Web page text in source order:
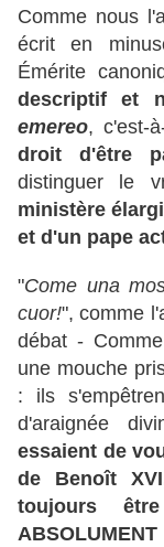
Comme nous
écrit en
Émérite
descriptif et
emereo, c'est-
droit d'être
distinguer le
ministère
et d'un pape
"Come una
cuor!", comme
débat -
une mouche
: ils
d'araignée
essaient de
de Benoît
toujours